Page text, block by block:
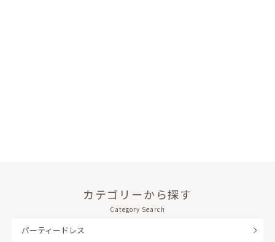
カテゴリーから探す
Category Search
パーティードレス